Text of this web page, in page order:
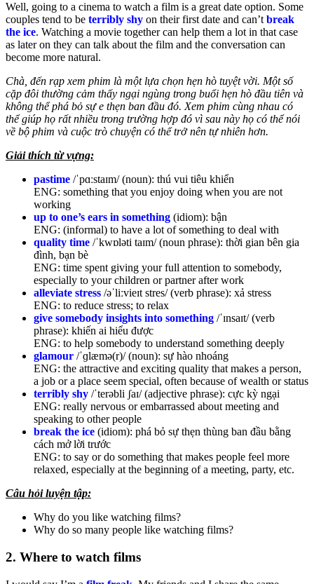
Well, going to a cinema to watch a film is a great date option. Some
couples tend to be terribly shy on their first date and can’tbreak
the ice. Watching a movie together can help them a lot in that case
as later on they can talk about the film and the conversation can
become more natural.
Chà, đến rạp xem phim là một lựa chọn hẹn hò tuyệt vời. Một số
cặp đôi thường cảm thấy ngại ngùng trong buổi hẹn hò đầu tiên và
không thểphá bỏ sự e thẹn ban đầu đó. Xem phim cùng nhau có
thể giúp họ rất nhiều trong trường hợp đó vì sau này họ có thể nói
về bộ phim và cuộc trò chuyện có thể trở nên tự nhiên hơn.
Giải thích từ vựng:
pastime /ˈpɑːstaɪm/ (noun): thú vui tiêu khiển
ENG: something that you enjoy doing when you are not
working
up to one’s ears in something (idiom): bận
ENG: (informal) to have a lot of something to deal with
quality time /ˈkwɒləti taɪm/ (noun phrase): thời gian bên gia
đình, bạn bè
ENG: ​time spent giving your full attention to somebody,
especially to your children or partner after work
alleviate stress /əˈliːvieɪt stres/ (verb phrase): xả stress
ENG: to reduce stress; to relax
give somebody insights into something /ˈɪnsaɪt/ (verb
phrase): khiến ai hiểu được
ENG: to help somebody to understand something deeply
glamour /ˈɡlæmə(r)/ (noun): sự hào nhoáng
ENG: the attractive and exciting quality that makes a person,
a job or a place seem special, often because of wealth or status
terribly shy /ˈterəbli ʃaɪ/ (adjective phrase): cực kỳ ngại
ENG: really nervous or embarrassed about meeting and
speaking to other people
break the ice (idiom): phá bỏ sự thẹn thùng ban đầu bằng
cách mở lời trước
ENG: to say or do something that makes people feel more
relaxed, especially at the beginning of a meeting, party, etc.
Câu hỏi luyện tập:
Why do you like watching films?
Why do so many people like watching films?
2. Where to watch films